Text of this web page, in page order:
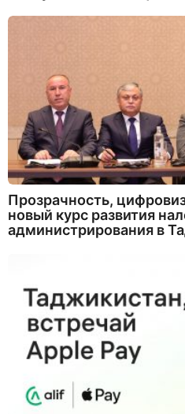
Прозрачность,
новый курс развития
администрирования в